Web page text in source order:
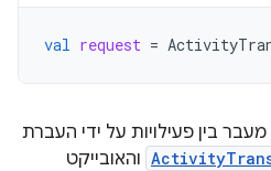
val request =
בין פעילויות על ידי העברת
והאובייקט